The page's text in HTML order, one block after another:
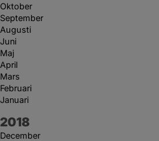
Oktober
September
Augusti
Juni
Maj
April
Mars
Februari
Januari
År:
2018
December